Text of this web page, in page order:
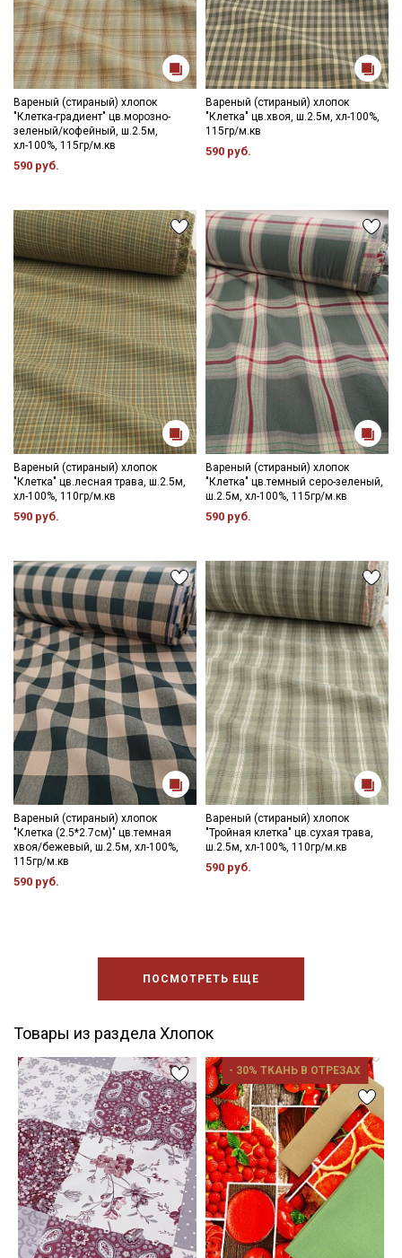
Вареный (стираный) хлопок
"Клетка-градиент" цв.морозно-
зеленый/кофейный, ш.2.5м,
хл-100%, 115гр/м.кв
590 руб.
Вареный (стираный) хлопок
"Клетка" цв.хвоя, ш.2.5м, хл-100%,
115гр/м.кв
590 руб.
Вареный (стираный) хлопок
"Клетка" цв.лесная трава, ш.2.5м,
хл-100%, 110гр/м.кв
590 руб.
Вареный (стираный) хлопок
"Клетка" цв.темный серо-зеленый,
ш.2.5м, хл-100%, 115гр/м.кв
590 руб.
Вареный (стираный) хлопок
"Клетка (2.5*2.7см)" цв.темная
хвоя/бежевый, ш.2.5м, хл-100%,
115гр/м.кв
590 руб.
Вареный (стираный) хлопок
"Тройная клетка" цв.сухая трава,
ш.2.5м, хл-100%, 110гр/м.кв
590 руб.
ПОСМОТРЕТЬ ЕЩЕ
Товары из раздела Хлопок
- 30% ТКАНЬ В ОТРЕЗАХ